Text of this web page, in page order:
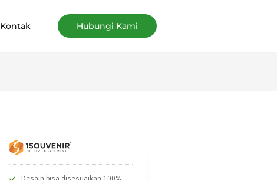
Kontak Hubungi Kami